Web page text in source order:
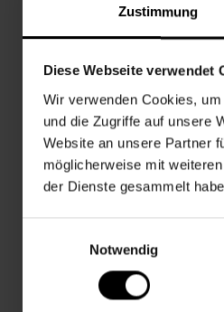
Zustimmung
Diese Webseite verwendet
Wir verwenden Cookies,
und die Zugriffe auf unsere
Website an unsere Partner
möglicherweise mit
der Dienste gesammelt
Notwendig
Gewicht
Motiv /